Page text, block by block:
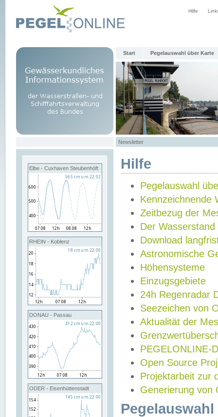
Hilfe
Start Pegelauswahl über Karte
Newsletter
Elbe - Cuxhaven Steubenhöft
RHEIN - Koblenz
DONAU - Passau
ODER - Eisenhüttenstadt
Hilfe
Pegelauswahl
Kennzeichnende
Zeitbezug der
Der Wasserstand
Download
Astronomische
Höhensysteme
Einzugsgebiete
24h Regenradar
Seezeichen von
Aktualität der
PEGELONLINE-
Open Source
Projektarbeit zur
Generierung von